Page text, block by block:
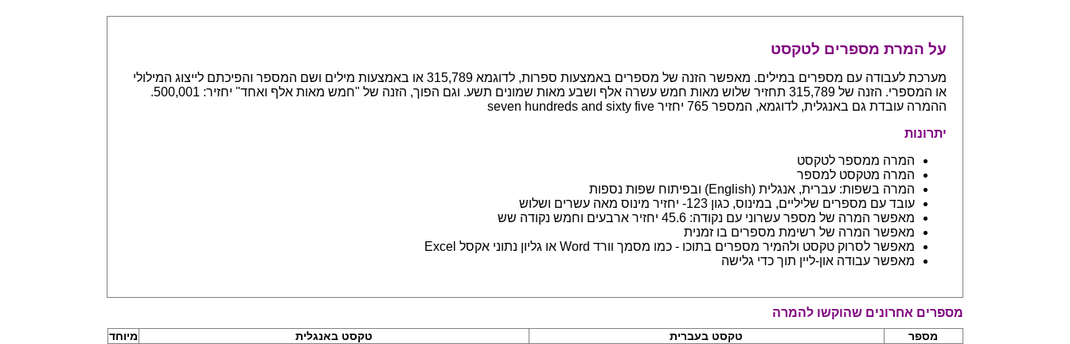
על המרת מספרים לטקסט
מערכת לעבודה עם מספרים במילים. מאפשר הזנה של מספרים באמצעות ספרות, לדוגמא 315,789 או באמצעות מילים ושם המספר והפיכתם לייצוג המילולי
או המספרי. הזנה של 315,789 תחזיר שלוש מאות חמש עשרה אלף ושבע מאות שמונים תשע. וגם הפוך, הזנה של "חמש מאות אלף ואחד" יחזיר: 500,001.
ההמרה עובדת גם באנגלית, לדוגמא, המספר 765 יחזיר seven hundreds and sixty five
יתרונות
המרה ממספר לטקסט
המרה מטקסט למספר
המרה בשפות: עברית, אנגלית (English) ובפיתוח שפות נספות
עובד עם מספרים שליליים, במינוס, כגון 123- יחזיר מינוס מאה עשרים ושלוש
מאפשר המרה של מספר עשרוני עם נקודה: 45.6 יחזיר ארבעים וחמש נקודה שש
מאפשר המרה של רשימת מספרים בו זמנית
מאפשר לסרוק טקסט ולהמיר מספרים בתוכו - כמו מסמך וורד Word או גליון נתוני אקסל Excel
מאפשר עבודה און-ליין תוך כדי גלישה
מספרים אחרונים שהוקשו להמרה
מספר טקסט בעברית טקסט באנגלית
מיוחד